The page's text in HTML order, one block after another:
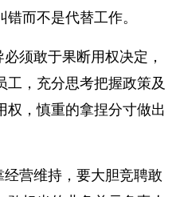
而不是代替工作。
须敢于果断用权决定，
工，充分思考把握政策及
权，慎重的拿捏分寸做出
营维持，要大胆竞聘敢